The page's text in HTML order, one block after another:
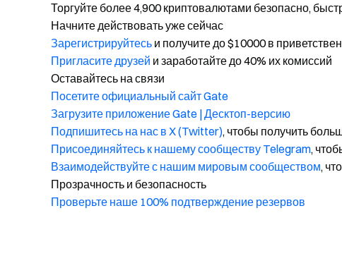
Торгуйте более 4,900 криптовалютами безопасно,
Начните действовать уже сейчас
Зарегистрируйтесь и получите до $10000 в
Пригласите друзей и заработайте до 40% их комиссий
Оставайтесь на связи
Посетите официальный сайт Gate
Загрузите приложение Gate | Десктоп-версию
Подпишитесь на нас в X (Twitter), чтобы получить
Присоединяйтесь к нашему сообществу Telegram,
Взаимодействуйте с нашим мировым сообществом,
Прозрачность и безопасность
Проверьте наше 100% подтверждение резервов